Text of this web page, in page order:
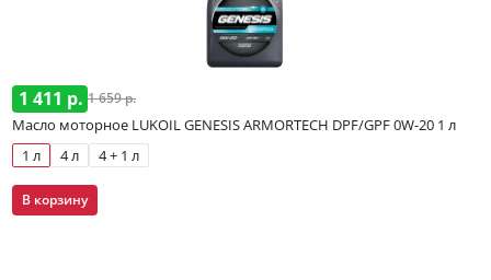
1 411 р. 1 659 р.
Масло моторное LUKOIL GENESIS ARMORTECH DPF/GPF 0W-20 1 л
1 л
4 л 4 + 1 л
В корзину